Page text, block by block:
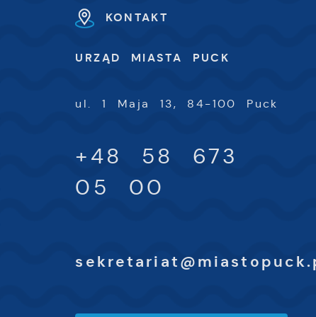
KONTAKT
URZĄD MIASTA PUCK
ul. 1 Maja 13, 84-100 Puck
+48 58 673
05 00